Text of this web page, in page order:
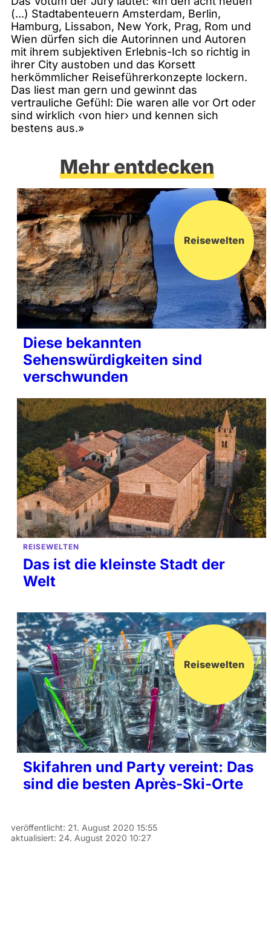
(...) Stadtabenteuern Amsterdam, Berlin,
Hamburg, Lissabon, New York, Prag, Rom und
Wien dürfen sich die Autorinnen und Autoren
mit ihrem subjektiven Erlebnis-Ich so richtig in
ihrer City austoben und das Korsett
herkömmlicher Reiseführerkonzepte lockern.
Das liest man gern und gewinnt das
vertrauliche Gefühl: Die waren alle vor Ort oder
sind wirklich ‹von hier› und kennen sich
bestens aus.»
Mehr entdecken
Reisewelten
Diese bekannten
Sehenswürdigkeiten sind
verschwunden
REISEWELTEN
Das ist die kleinste Stadt der
Welt
Reisewelten
Skifahren und Party vereint: Das
sind die besten Après-Ski-Orte
veröffentlicht: 21. August 2020 15:55
aktualisiert: 24. August 2020 10:27